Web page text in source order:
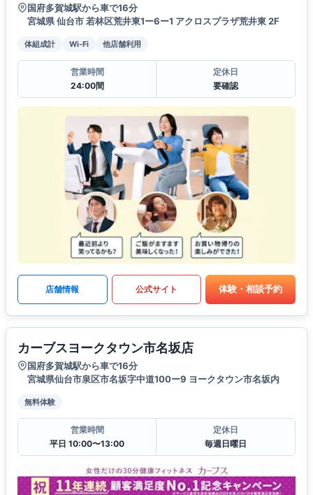
国府多賀城駅から車で16分
宮城県 仙台市 若林区荒井東1ー6ー1 アクロスプラザ荒井東 2F
体組成計 Wi-Fi 他店舗利用
営業時間
24:00間
定休日
要確認
店舗情報 公式サイト 体験・相談予約
カーブスヨークタウン市名坂店
国府多賀城駅から車で16分
宮城県仙台市泉区市名坂字中道100ー9 ヨークタウン市名坂内
無料体験
営業時間
平日 10:00〜13:00
定休日
毎週日曜日